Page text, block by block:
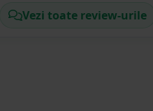
Vezi toate review-urile